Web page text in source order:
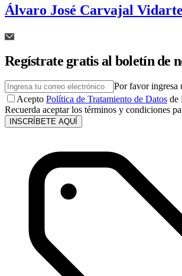
Álvaro José Carvajal Vidarte
Regístrate gratis al boletín de
Por favor ingresa
Acepto Política de Tratamiento de Datos de
Recuerda aceptar los términos y condiciones
INSCRÍBETE AQUÍ